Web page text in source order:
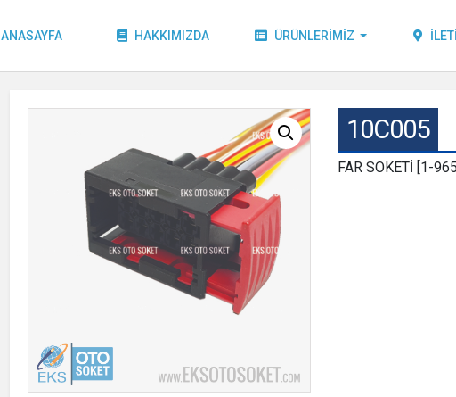
ANASAYFA HAKKIMIZDA ÜRÜNLERIMIZ
10C005
FAR SOKETİ [1-